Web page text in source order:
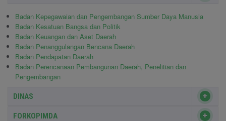
Badan Kepegawaian dan Pengembangan Sumber Daya Manusia
Badan Kesatuan Bangsa dan Politik
Badan Keuangan dan Aset Daerah
Badan Penanggulangan Bencana Daerah
Badan Pendapatan Daerah
Badan Perencanaan Pembangunan Daerah, Penelitian dan
Pengembangan
DINAS
FORKOPIMDA